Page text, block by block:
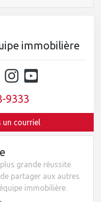
immobilière
9333
un courriel
grande réussite.
partager aux autres
immobilière.